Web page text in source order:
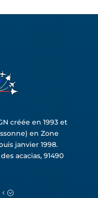
créée en 1993 et
en Zone
janvier 1998.
acacias, 91490